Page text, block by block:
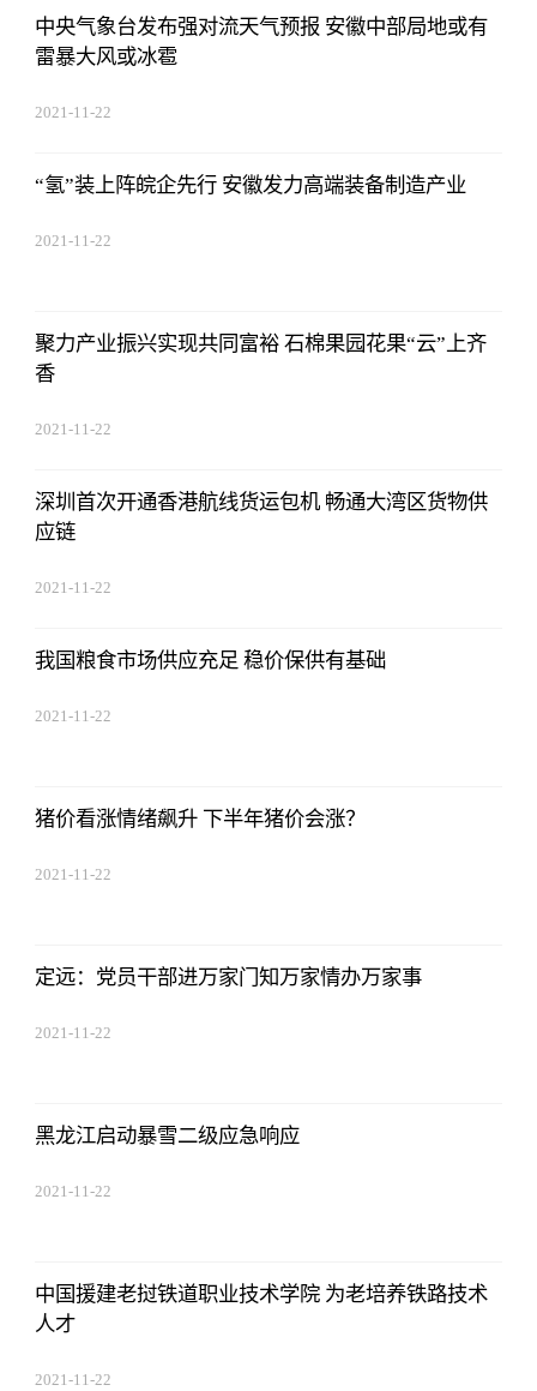
中央气象台发布强对流天气预报 安徽中部局地或有
雷暴大风或冰雹
2021-11-22
“氢”装上阵皖企先行 安徽发力高端装备制造产业
2021-11-22
聚力产业振兴实现共同富裕 石棉果园花果“云”上齐
香
2021-11-22
深圳首次开通香港航线货运包机 畅通大湾区货物供
应链
2021-11-22
我国粮食市场供应充足 稳价保供有基础
2021-11-22
猪价看涨情绪飙升 下半年猪价会涨？
2021-11-22
定远：党员干部进万家门知万家情办万家事
2021-11-22
黑龙江启动暴雪二级应急响应
2021-11-22
中国援建老挝铁道职业技术学院 为老培养铁路技术
人才
2021-11-22